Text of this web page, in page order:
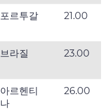
포르투갈 21.00
브라질 23.00
아르헨티
나
26.00